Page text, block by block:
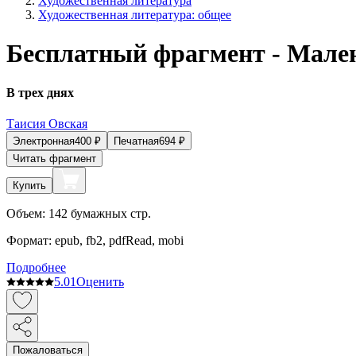
Художественная литература: общее
Бесплатный фрагмент -
В трех днях
Таисия Овская
Электронная400 ₽ Печатная694 ₽
Читать фрагмент
Купить
Объем: 142 бумажных стр.
Формат: epub, fb2, pdfRead, mobi
Подробнее
5.01Оценить
Пожаловаться